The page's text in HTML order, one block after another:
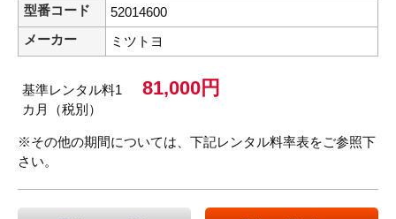
型番コード
52014600
メーカー
ミツトヨ
基準レンタル料1
カ月（税別）
81,000円
※その他の期間については、下記レンタル料率表をご参照下
さい。